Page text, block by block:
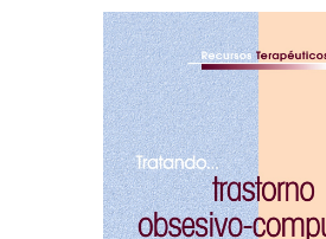
Para Canarias,
Ceuta y Melilla